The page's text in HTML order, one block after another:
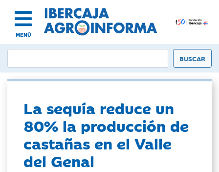
MENÚ
La sequía reduce un
80% la producción de
castañas en el Valle
del Genal